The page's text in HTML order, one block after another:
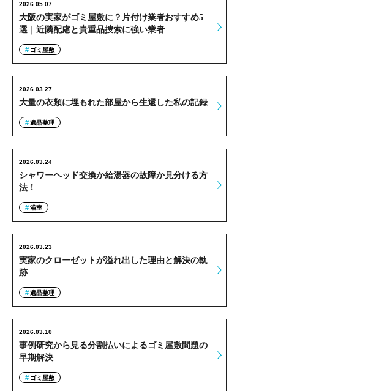
大阪の実家がゴミ屋敷に？片付け業者おすすめ5
選｜近隣配慮と貴重品捜索に強い業者
2026.05.07
ゴミ屋敷
大量の衣類に埋もれた部屋から生還した私の記録
2026.03.27
遺品整理
シャワーヘッド交換か給湯器の故障か見分ける方
法！
2026.03.24
浴室
実家のクローゼットが溢れ出した理由と解決の軌
跡
2026.03.23
遺品整理
事例研究から見る分割払いによるゴミ屋敷問題の
早期解決
2026.03.10
ゴミ屋敷